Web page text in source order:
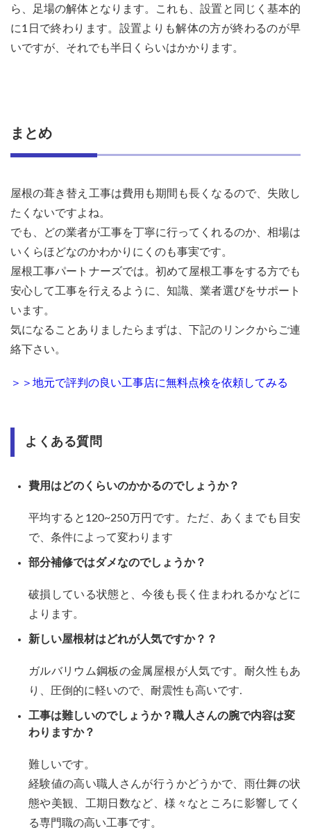
ら、足場の解体となります。これも、設置と同じく基本的
に1日で終わります。設置よりも解体の方が終わるのが早
いですが、それでも半日くらいはかかります。
まとめ
屋根の葺き替え工事は費用も期間も長くなるので、失敗し
たくないですよね。
でも、どの業者が工事を丁寧に行ってくれるのか、相場は
いくらほどなのかわかりにくのも事実です。
屋根工事パートナーズでは。初めて屋根工事をする方でも
安心して工事を行えるように、知識、業者選びをサポート
います。
気になることありましたらまずは、下記のリンクからご連
絡下さい。
＞＞地元で評判の良い工事店に無料点検を依頼してみる
よくある質問
費用はどのくらいのかかるのでしょうか？
平均すると120~250万円です。ただ、あくまでも目安
で、条件によって変わります
部分補修ではダメなのでしょうか？
破損している状態と、今後も長く住まわれるかなどに
よります。
新しい屋根材はどれが人気ですか？？
ガルバリウム鋼板の金属屋根が人気です。耐久性もあ
り、圧倒的に軽いので、耐震性も高いです.
工事は難しいのでしょうか？職人さんの腕で内容は変
わりますか？
難しいです。
経験値の高い職人さんが行うかどうかで、雨仕舞の状
態や美観、工期日数など、様々なところに影響してく
る専門職の高い工事です。